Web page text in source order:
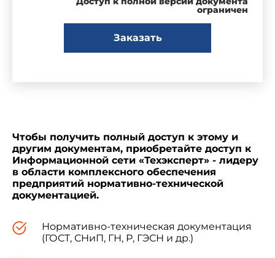
ограничен
Заказать
Чтобы получить полный доступ к этому и
другим документам, приобретайте доступ к
Информационной сети «Техэксперт» - лидеру
в области комплексного обеспечения
предприятий нормативно-технической
документацией.
Нормативно-техническая документация
(ГОСТ, СНиП, ГН, Р, ГЭСН и др.)